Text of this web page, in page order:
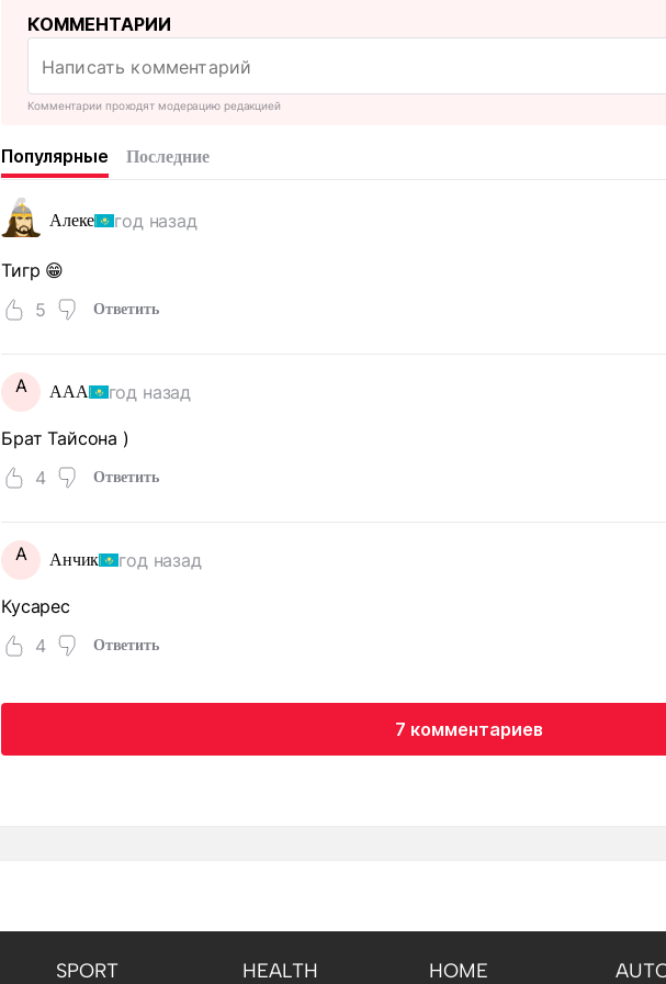
КОММЕНТАРИИ
Комментарии проходят модерацию редакцией
Популярные Последние
Алеке год назад
Тигр 😁
5
Ответить
A AAA год назад
Брат Тайсона )
4
Ответить
А Анчик год назад
Кусарес
4
Ответить
7 комментариев
SPORT HEALTH HOME